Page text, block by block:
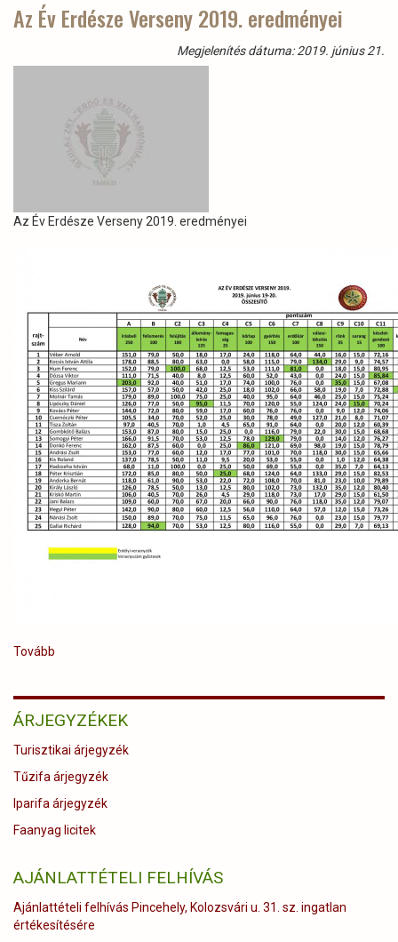
gánti
Az Év Erdésze Verseny 2019. eredményei
Megjelenítés dátuma: 2019. június 21.
Az Év Erdésze Verseny 2019. eredményei
Tovább
2019.
ÁRJEGYZÉKEK
Turisztikai árjegyzék
Tűzifa árjegyzék
Iparifa árjegyzék
Faanyag licitek
AJÁNLATTÉTELI FELHÍVÁS
Ajánlattételi felhívás Pincehely, Kolozsvári u. 31. sz. ingatlan
értékesítésére